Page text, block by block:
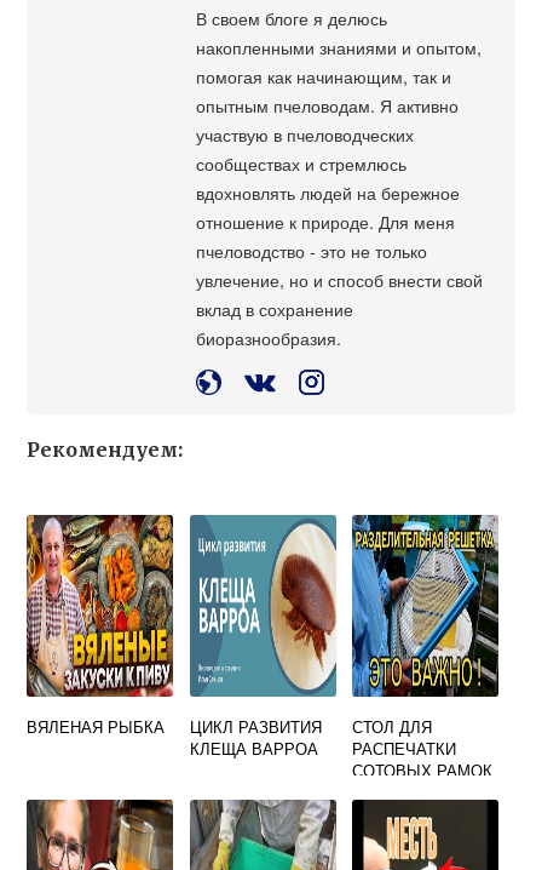
В своем блоге я делюсь
накопленными знаниями и опытом,
помогая как начинающим, так и
опытным пчеловодам. Я активно
участвую в пчеловодческих
сообществах и стремлюсь
вдохновлять людей на бережное
отношение к природе. Для меня
пчеловодство - это не только
увлечение, но и способ внести свой
вклад в сохранение
биоразнообразия.
Рекомендуем:
ВЯЛЕНАЯ РЫБКА
ЦИКЛ РАЗВИТИЯ
КЛЕЩА ВАРРОА
СТОЛ ДЛЯ
РАСПЕЧАТКИ
СОТОВЫХ РАМОК
(НЕРЖАВЕЙКА,
L=1000 ММ)